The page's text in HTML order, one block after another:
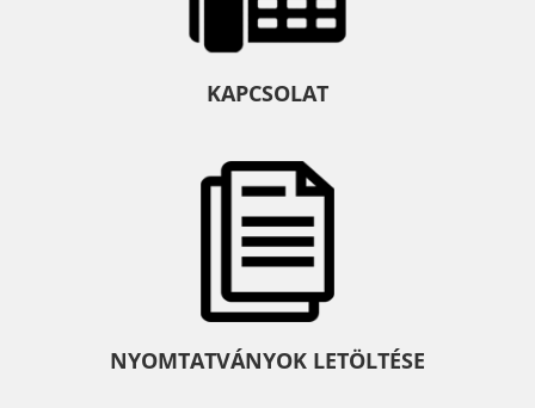
KAPCSOLAT
NYOMTATVÁNYOK LETÖLTÉSE